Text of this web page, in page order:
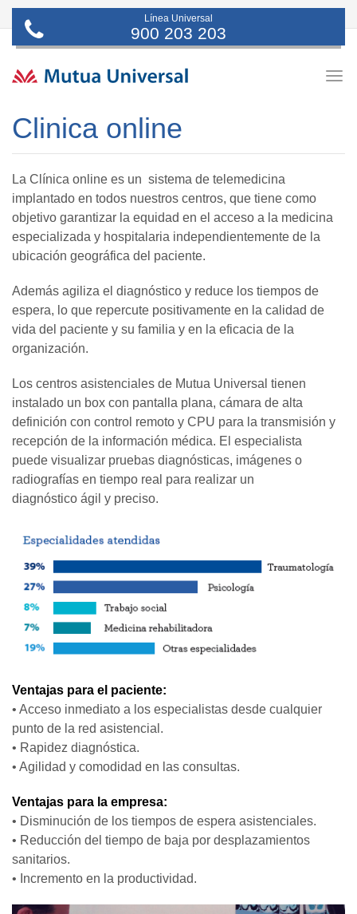
Línea Universal
900 203 203
Clinica online
La Clínica online es un sistema de telemedicina
implantado en todos nuestros centros, que tiene como
objetivo garantizar la equidad en el acceso a la medicina
especializada y hospitalaria independientemente de la
ubicación geográfica del paciente.
Además agiliza el diagnóstico y reduce los tiempos de
espera, lo que repercute positivamente en la calidad de
vida del paciente y su familia y en la eficacia de la
organización.
Los centros asistenciales de Mutua Universal tienen
instalado un box con pantalla plana, cámara de alta
definición con control remoto y CPU para la transmisión y
recepción de la información médica. El especialista
puede visualizar pruebas diagnósticas, imágenes o
radiografías en tiempo real para realizar un
diagnóstico ágil y preciso.
Ventajas para el paciente:
• Acceso inmediato a los especialistas desde cualquier
punto de la red asistencial.
• Rapidez diagnóstica.
• Agilidad y comodidad en las consultas.
Ventajas para la empresa:
• Disminución de los tiempos de espera asistenciales.
• Reducción del tiempo de baja por desplazamientos
sanitarios.
• Incremento en la productividad.